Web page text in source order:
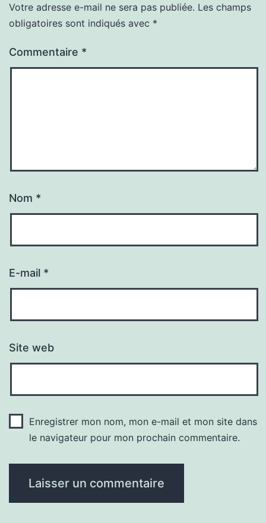
Votre adresse e-mail ne sera pas publiée. Les champs
obligatoires sont indiqués avec *
Commentaire *
Nom *
E-mail *
Site web
Enregistrer mon nom, mon e-mail et mon site dans
le navigateur pour mon prochain commentaire.